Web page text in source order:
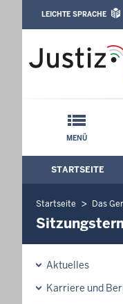
Amtsgericht
Leichte
LEICHTE SPRACHE
MENÜ
Hauptmenü:
STARTSEITE
Startseite Das
Aktuelles
Karriere und